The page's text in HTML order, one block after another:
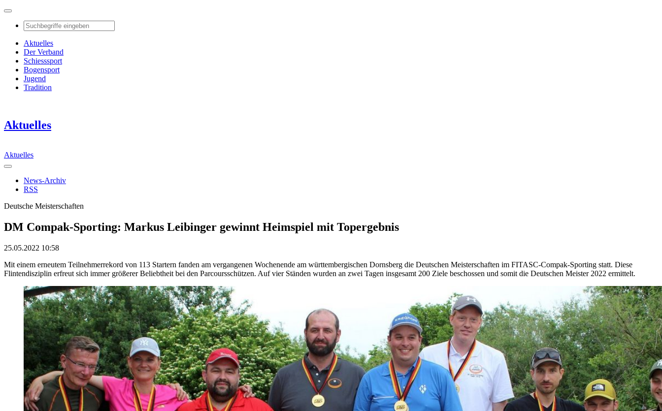
Aktuelles
Der Verband
Schiesssport
Bogensport
Jugend
Tradition
Aktuelles
Aktuelles
News-Archiv
RSS
Deutsche Meisterschaften
DM Compak-Sporting: Markus Leibinger gewinnt Heimspiel mit Topergebnis
25.05.2022 10:58
Mit einem erneutem Teilnehmerrekord von 113 Startern fanden am vergangenen Wochenende am württembergischen Dornsberg die Deutschen Meisterschaften im FITASC-Compak-Sporting statt. Diese
Flintendisziplin erfreut sich immer größerer Beliebtheit bei den Parcoursschützen. Auf vier Ständen wurden an zwei Tagen insgesamt 200 Ziele beschossen und somit die Deutschen Meister 2022 ermittelt.